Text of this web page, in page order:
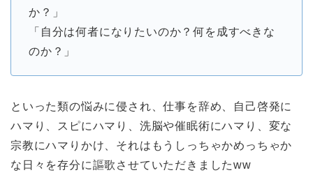
か？」
「自分は何者になりたいのか？何を成すべきな
のか？」
といった類の悩みに侵され、仕事を辞め、自己啓発に
ハマり、スピにハマり、洗脳や催眠術にハマり、変な
宗教にハマりかけ、それはもうしっちゃかめっちゃか
な日々を存分に謳歌させていただきましたww